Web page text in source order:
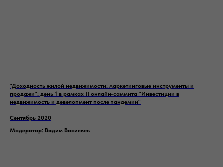
"Доходность жилой недвижимости: маркетинговые инструменты и
продажи": день 1 в рамках II онлайн-саммита "Инвестиции в
недвижимость и девелопмент после пандемии"
Сентябрь 2020
Модератор: Вадим Васильев